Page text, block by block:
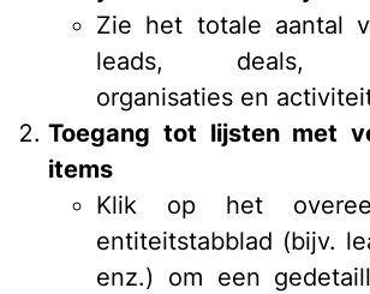
Zie het totale aantal
leads, deals,
organisaties en
Toegang tot lijsten met
items
Klik op het
entiteitstabblad (bijv.
enz.) om een